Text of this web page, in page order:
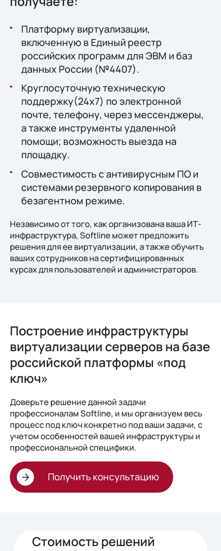
Платформу виртуализации,
включенную в Единый реестр
российских программ для ЭВМ и баз
данных России (№4407).
Круглосуточную техническую
поддержку(24x7) по электронной
почте, телефону, через мессенджеры,
а также инструменты удаленной
помощи; возможность выезда на
площадку.
Совместимость с антивирусным ПО и
системами резервного копирования в
безагентном режиме.
Независимо от того, как организована ваша ИТ-
инфраструктура, Softline может предложить
решения для ее виртуализации, а также обучить
ваших сотрудников на сертифицированных
курсах для пользователей и администраторов.
Построение инфраструктуры
виртуализации серверов на базе
российской платформы «под
ключ»
Доверьте решение данной задачи
профессионалам Softline, и мы организуем весь
процесс под ключ конкретно под ваши задачи, с
учетом особенностей вашей инфраструктуры и
профессиональной специфики.
Получить консультацию
Стоимость решений